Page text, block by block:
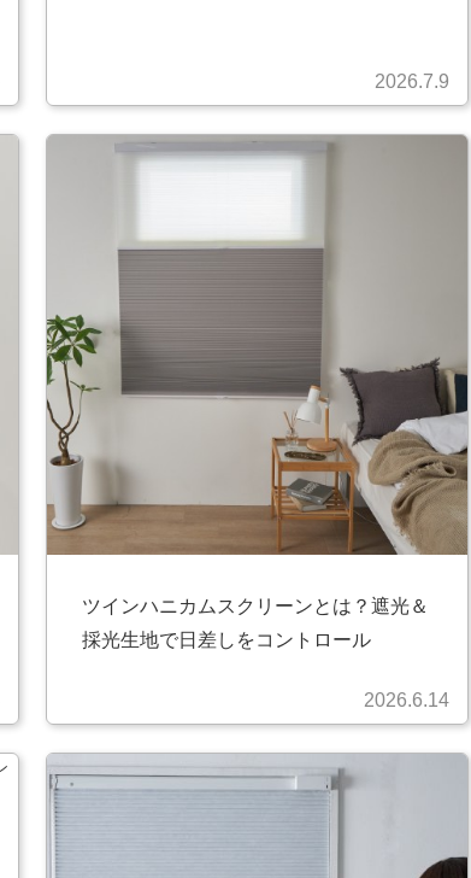
2026.7.9
ツインハニカムスクリーンとは？遮光＆
採光生地で日差しをコントロール
2026.6.14